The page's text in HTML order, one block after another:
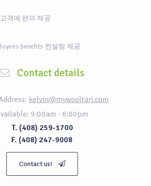
객에 편의 제공
benefits 컨설팅 제공
Contact details
kelvin@mywooltari.com
9:00am - 6:00pm
T. (408) 259-1700
F. (408) 247-9008
Contact us!